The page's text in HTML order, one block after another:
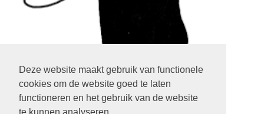
Deze website maakt gebruik van functionele
cookies om de website goed te laten
functioneren en het gebruik van de website
klik op het plaatje